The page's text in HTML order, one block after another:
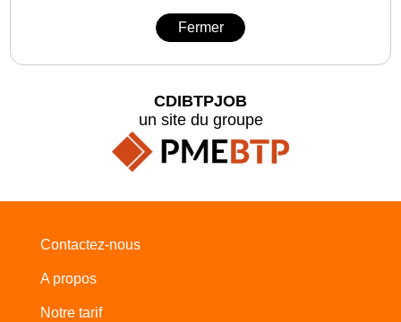
Fermer
CDIBTPJOB
un site du groupe
Contactez-nous
A propos
Notre tarif